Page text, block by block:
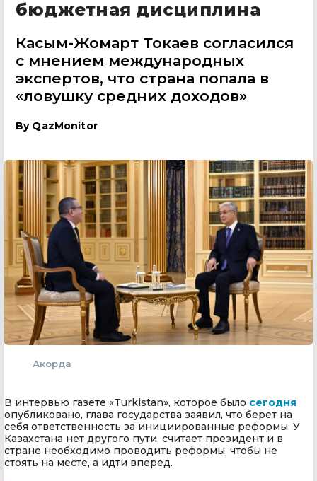
бюджетная дисциплина
Касым-Жомарт Токаев согласился
с мнением международных
экспертов, что страна попала в
«ловушку средних доходов»
By QazMonitor
Акорда
В интервью газете «Turkistan», которое было сегодня
опубликовано, глава государства заявил, что берет на
себя ответственность за инициированные реформы. У
Казахстана нет другого пути, считает президент и в
стране необходимо проводить реформы, чтобы не
стоять на месте, а идти вперед.